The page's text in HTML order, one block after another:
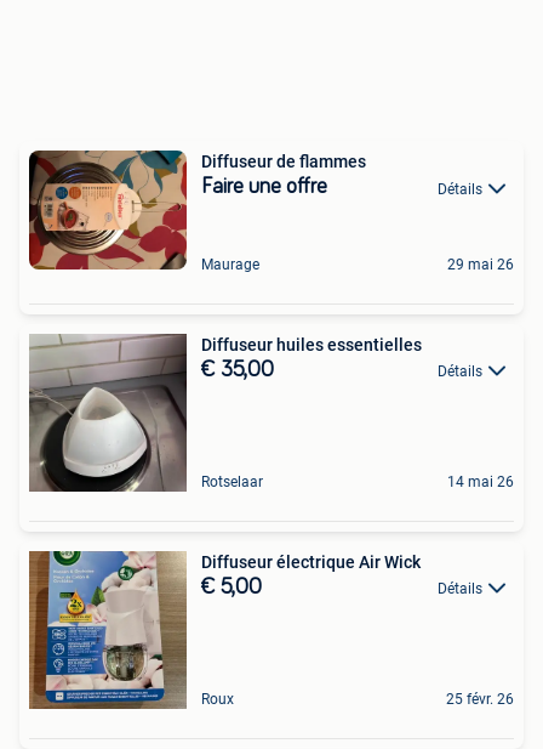
Diffuseur de flammes
Faire une offre Détails
Maurage 29 mai 26
Diffuseur huiles essentielles
€ 35,00 Détails
Rotselaar 14 mai 26
Diffuseur électrique Air Wick
€ 5,00 Détails
Roux 25 févr. 26